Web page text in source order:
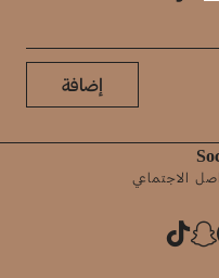
إضافة
الاجتماعي